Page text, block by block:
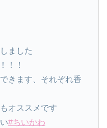
ました
！！
きます、それぞれ香
オススメです
#ちいかわ